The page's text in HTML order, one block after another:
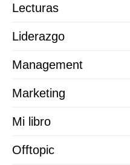
Lecturas
Liderazgo
Management
Marketing
Mi libro
Offtopic